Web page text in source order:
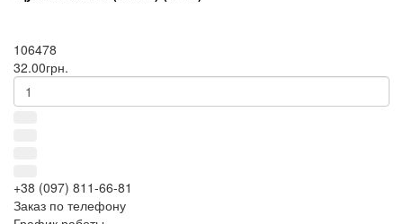
106478
32.00грн.
+38 (097) 811-66-81
Заказ по телефону